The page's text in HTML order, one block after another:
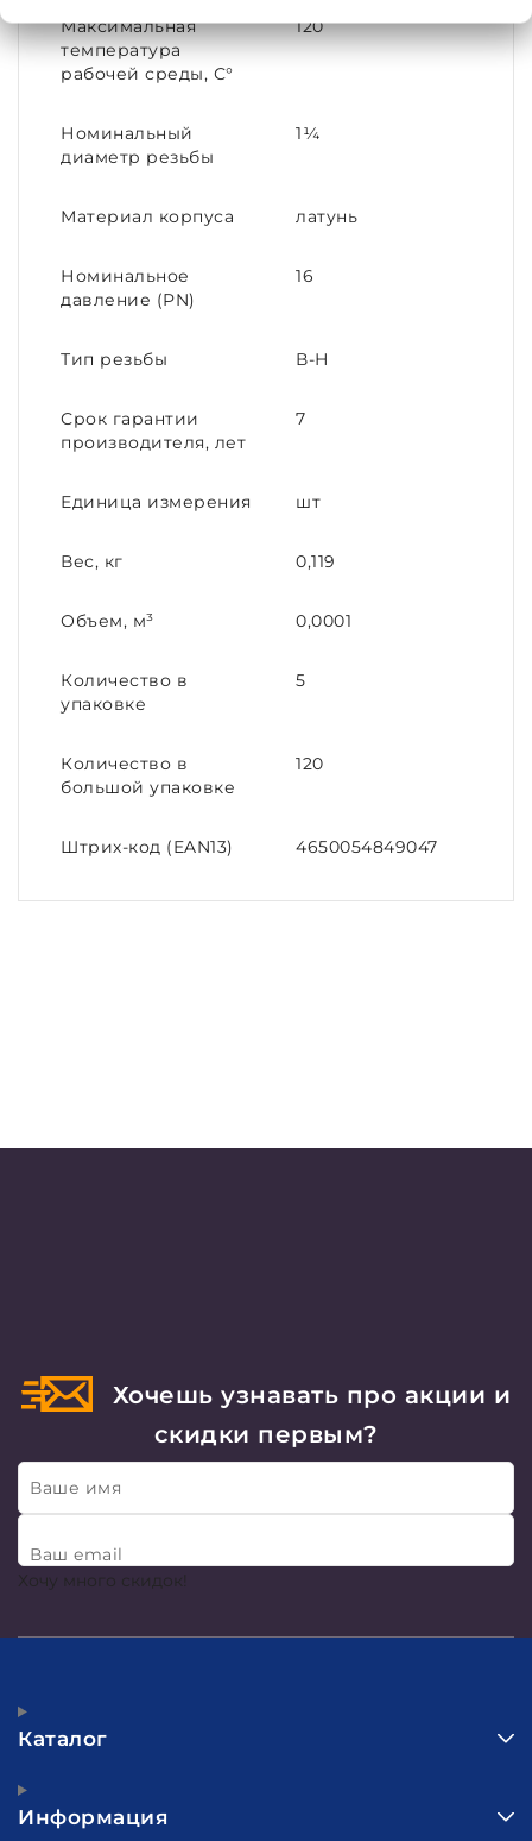
Максимальная
температура
рабочей среды, С°
120
Номинальный
диаметр резьбы
1¼
Материал корпуса латунь
Номинальное
давление (PN)
16
Тип резьбы В-Н
Срок гарантии
производителя, лет
7
Единица измерения шт
Вес, кг 0,119
Объем, м³ 0,0001
Количество в
упаковке
5
Количество в
большой упаковке
120
Штрих-код (EAN13) 4650054849047
Хочешь узнавать про акции и
скидки первым?
Ваше имя
Ваш email
Хочу много скидок!
Каталог
Информация